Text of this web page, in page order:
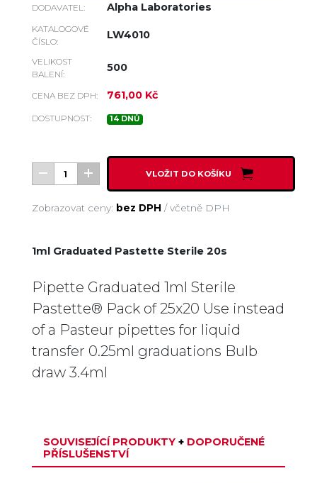
DODAVATEL: Alpha Laboratories
KATALOGOVÉ
ČÍSLO:
LW4010
VELIKOST
BALENÍ:
500
CENA BEZ DPH: 761,00 Kč
DOSTUPNOST: 14 DNŮ
VLOŽIT DO KOŠÍKU
Zobrazovat ceny: bez DPH /včetně DPH
1ml Graduated Pastette Sterile 20s
Pipette Graduated 1ml Sterile
Pastette® Pack of 25x20 Use instead
of a Pasteur pipettes for liquid
transfer 0.25ml graduations Bulb
draw 3.4ml
SOUVISEJÍCÍ PRODUKTY +DOPORUČENÉ
PŘÍSLUŠENSTVÍ